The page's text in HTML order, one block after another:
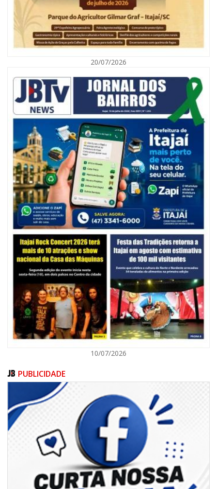
Ação oferece testes rápidos para HIV, sífilis e hepatites nesta quinta (6) e
sexta-feira (7)
GERAL
06/08/2026 | 10:14
Defesa Civil de SC monitora formação de ciclone-bomba no Sul do Brasil;
entenda como o fenômeno se forma e quais os impactos no estado
ITAPEMA
20/07/2026
10/07/2026
PUBLICIDADE